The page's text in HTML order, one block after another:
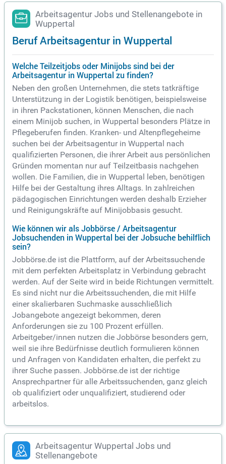
Arbeitsagentur Jobs und Stellenangebote in
Wuppertal
Beruf Arbeitsagentur in Wuppertal
Welche Teilzeitjobs oder Minijobs sind bei der
Arbeitsagentur in Wuppertal zu finden?
Neben den großen Unternehmen, die stets tatkräftige
Unterstützung in der Logistik benötigen, beispielsweise
in ihren Packstationen, können Menschen, die nach
einem Minijob suchen, in Wuppertal besonders Plätze in
Pflegeberufen finden. Kranken- und Altenpflegeheime
suchen bei der Arbeitsagentur in Wuppertal nach
qualifizierten Personen, die ihrer Arbeit aus persönlichen
Gründen momentan nur auf Teilzeitbasis nachgehen
wollen. Die Familien, die in Wuppertal leben, benötigen
Hilfe bei der Gestaltung ihres Alltags. In zahlreichen
pädagogischen Einrichtungen werden deshalb Erzieher
und Reinigungskräfte auf Minijobbasis gesucht.
Wie können wir als Jobbörse / Arbeitsagentur
Jobsuchenden in Wuppertal bei der Jobsuche behilflich
sein?
Jobbörse.de ist die Plattform, auf der Arbeitssuchende
mit dem perfekten Arbeitsplatz in Verbindung gebracht
werden. Auf der Seite wird in beide Richtungen vermittelt.
Es sind nicht nur die Arbeitssuchenden, die mit Hilfe
einer skalierbaren Suchmaske ausschließlich
Jobangebote angezeigt bekommen, deren
Anforderungen sie zu 100 Prozent erfüllen.
Arbeitgeber/innen nutzen die Jobbörse besonders gern,
weil sie ihre Bedürfnisse deutlich formulieren können
und Anfragen von Kandidaten erhalten, die perfekt zu
ihrer Suche passen. Jobbörse.de ist der richtige
Ansprechpartner für alle Arbeitssuchenden, ganz gleich
ob qualifiziert oder unqualifiziert, studierend oder
arbeitslos.
Arbeitsagentur Wuppertal Jobs und
Stellenangebote